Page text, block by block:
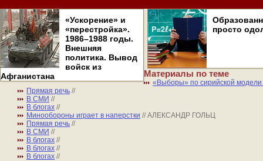
«Ускорение» и
«перестройка».
1986–1988 годы.
Внешняя
политика. Вывод
войск из
Афганистана
просто
Материалы по теме
«Выборы» по сирийской модели
Прямая речь //
В СМИ //
В блогах //
Минообороны играет в наперстки // АЛЕКСАНДР ГОЛЬЦ
Прямая речь //
В СМИ //
В блогах //
В блогах //
В блогах //